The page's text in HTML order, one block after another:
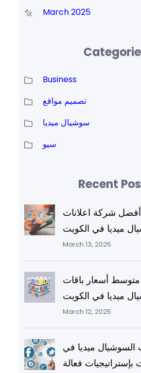
March 2025
Business
تصميم مواقع
سوشيال ميديا
سيو
Recent
شركة اعلانات
ميديا في الكويت
March 13, 2025
أسعار باقات
ميديا في الكويت
March 12, 2025
السوشيال ميديا في
بإستراتيجيات فعالة